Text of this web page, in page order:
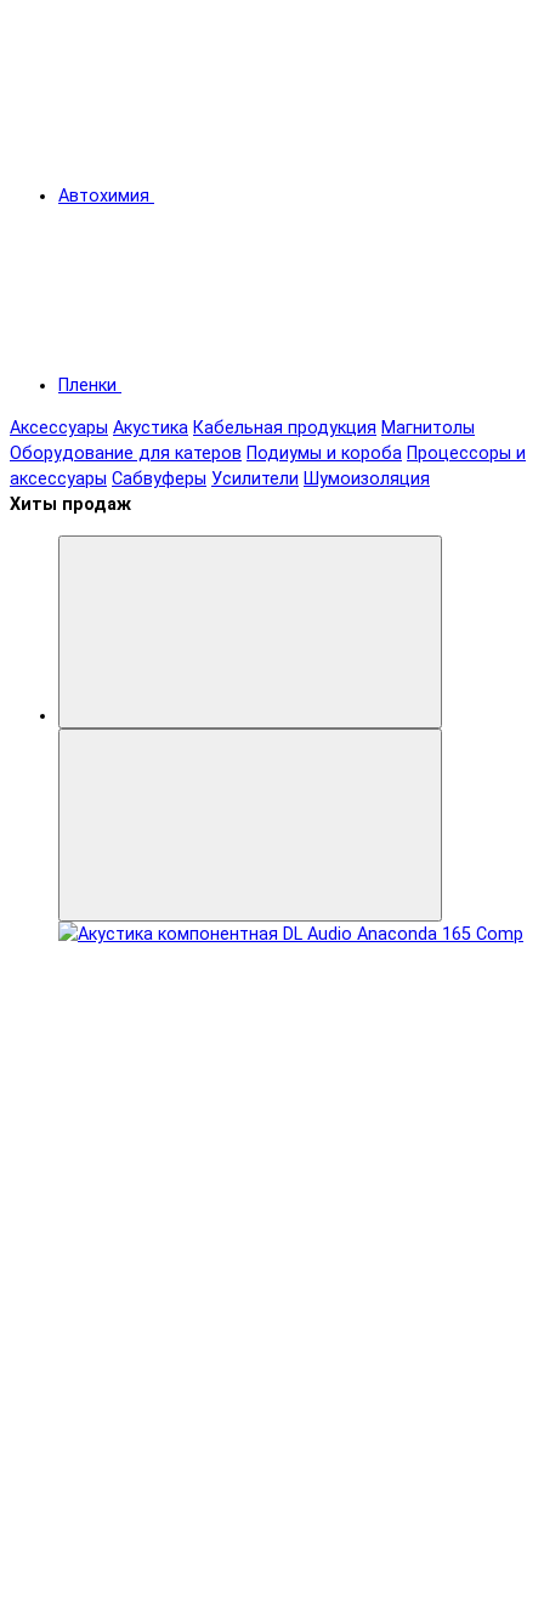
Автохимия
Пленки
Аксессуары Акустика Кабельная продукция Магнитолы
Оборудование для катеров Подиумы и короба Процессоры и
аксессуары Сабвуферы Усилители Шумоизоляция
Хиты продаж